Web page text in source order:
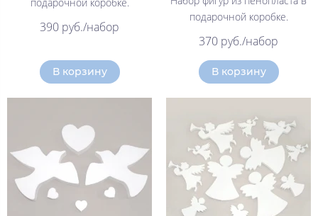
390 руб./набор
В корзину
подарочной коробке.
370 руб./набор
В корзину